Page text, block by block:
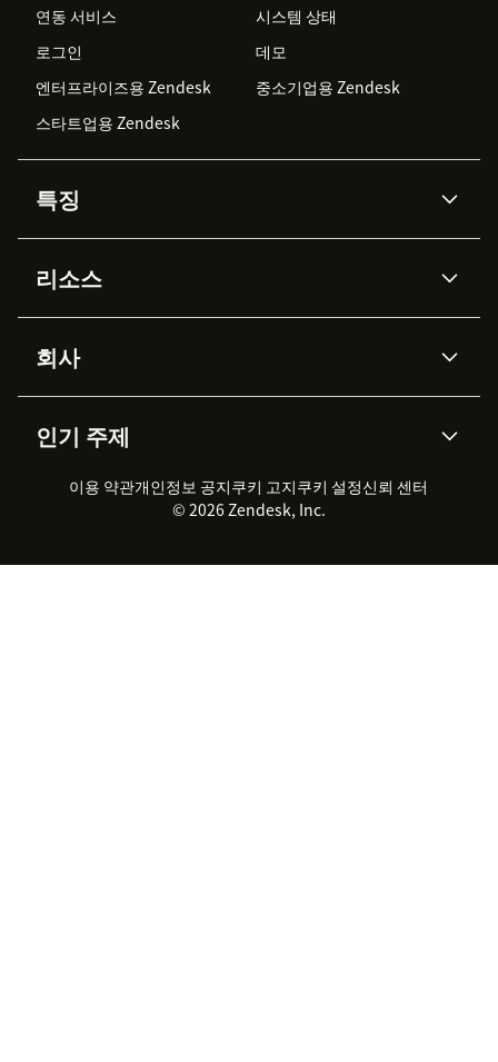
연동 서비스
시스템 상태
로그인
데모
엔터프라이즈용 Zendesk
중소기업용 Zendesk
스타트업용 Zendesk
특징
Zendesk AI
Advanced Data Privacy &
Protection
지식창고
워크포스 관리
실시간 채팅
클라이언트 포털
리소스
API & 개발자
AI 리서치
이벤트 & 웨비나
고객 사례
회사
채용 정보
지속 가능성 보고서
Zendesk Foundation
법적 정보
인기 주제
2026 CX 트렌드
제품 업데이트
고객 서비스 소프트웨어
헬프 데스크 통합 티켓 관리 소
이용 약관개인정보 공지쿠키 고지쿠키 설정신뢰 센터
© 2026 Zendesk, Inc.